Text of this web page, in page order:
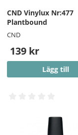
koncentrera
omgivande huden.
nageln finnas
CND Vinylux Nr:477
Plantbound
CND
139 kr
Lägg till